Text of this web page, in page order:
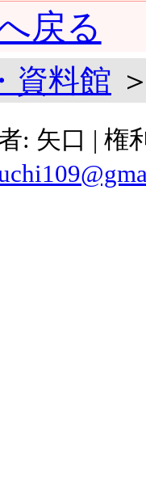
戻る
資料館
: 矢口 |